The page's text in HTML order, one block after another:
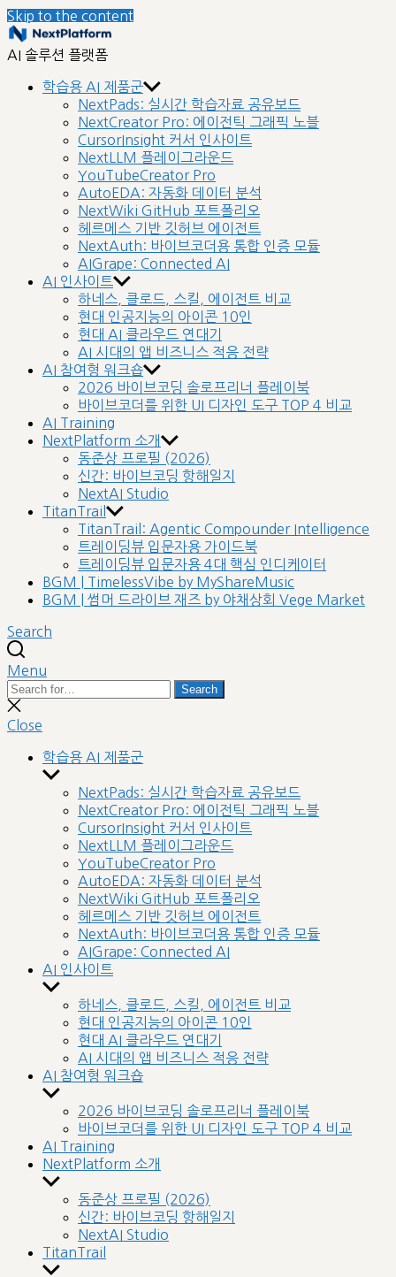
Skip to the content
AI 솔루션 플랫폼
학습용 AI 제품군
NextPads: 실시간 학습자료 공유보드
NextCreator Pro: 에이전틱 그래픽 노블
CursorInsight 커서 인사이트
NextLLM 플레이그라운드
YouTubeCreator Pro
AutoEDA: 자동화 데이터 분석
NextWiki GitHub 포트폴리오
헤르메스 기반 깃허브 에이전트
NextAuth: 바이브코더용 통합 인증 모듈
AIGrape: Connected AI
AI 인사이트
하네스, 클로드, 스킬, 에이전트 비교
현대 인공지능의 아이콘 10인
현대 AI 클라우드 연대기
AI 시대의 앱 비즈니스 적응 전략
AI 참여형 워크숍
2026 바이브코딩 솔로프리너 플레이북
바이브코더를 위한 UI 디자인 도구 TOP 4 비교
AI Training
NextPlatform 소개
동준상 프로필 (2026)
신간: 바이브코딩 항해일지
NextAI Studio
TitanTrail
TitanTrail: Agentic Compounder Intelligence
트레이딩뷰 입문자용 가이드북
트레이딩뷰 입문자용 4대 핵심 인디케이터
BGM | TimelessVibe by MyShareMusic
BGM | 썸머 드라이브 재즈 by 야채상회 Vege Market
Search
Menu
Search
for:
Search
Close
search
Close
학습용 AI 제품군
Show
sub
menu
NextPads: 실시간 학습자료 공유보드
NextCreator Pro: 에이전틱 그래픽 노블
CursorInsight 커서 인사이트
NextLLM 플레이그라운드
YouTubeCreator Pro
AutoEDA: 자동화 데이터 분석
NextWiki GitHub 포트폴리오
헤르메스 기반 깃허브 에이전트
NextAuth: 바이브코더용 통합 인증 모듈
AIGrape: Connected AI
AI 인사이트
Show
sub
menu
하네스, 클로드, 스킬, 에이전트 비교
현대 인공지능의 아이콘 10인
현대 AI 클라우드 연대기
AI 시대의 앱 비즈니스 적응 전략
AI 참여형 워크숍
Show
sub
menu
2026 바이브코딩 솔로프리너 플레이북
바이브코더를 위한 UI 디자인 도구 TOP 4 비교
AI Training
NextPlatform 소개
Show
sub
menu
동준상 프로필 (2026)
신간: 바이브코딩 항해일지
NextAI Studio
TitanTrail
Show